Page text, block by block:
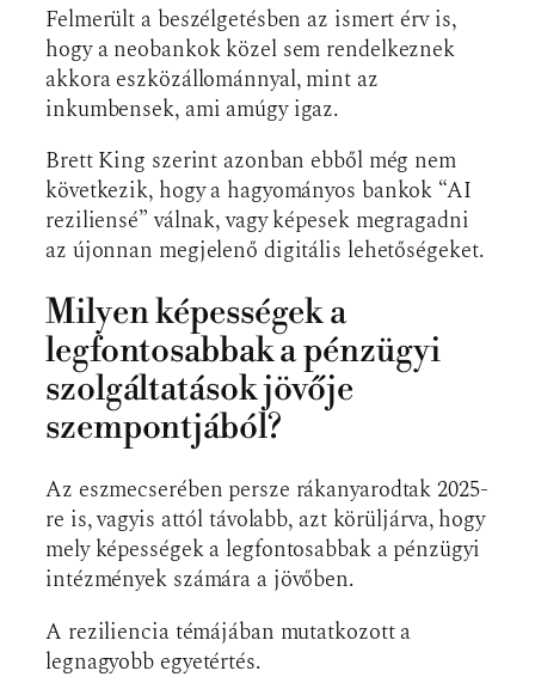
Felmerült a beszélgetésben az ismert érv is,
hogy a neobankok közel sem rendelkeznek
akkora eszközállománnyal, mint az
inkumbensek, ami amúgy igaz.
Brett King szerint azonban ebből még nem
következik, hogy a hagyományos bankok “AI
reziliensé” válnak, vagy képesek megragadni
az újonnan megjelenő digitális lehetőségeket.
Milyen képességek a
legfontosabbak a pénzügyi
szolgáltatások jövője
szempontjából?
Az eszmecserében persze rákanyarodtak 2025-
re is, vagyis attól távolabb, azt körüljárva, hogy
mely képességek a legfontosabbak a pénzügyi
intézmények számára a jövőben.
A reziliencia témájában mutatkozott a
legnagyobb egyetértés.